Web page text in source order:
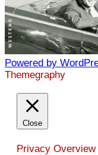
Powered by
Themegraphy
Close
Privacy Overview